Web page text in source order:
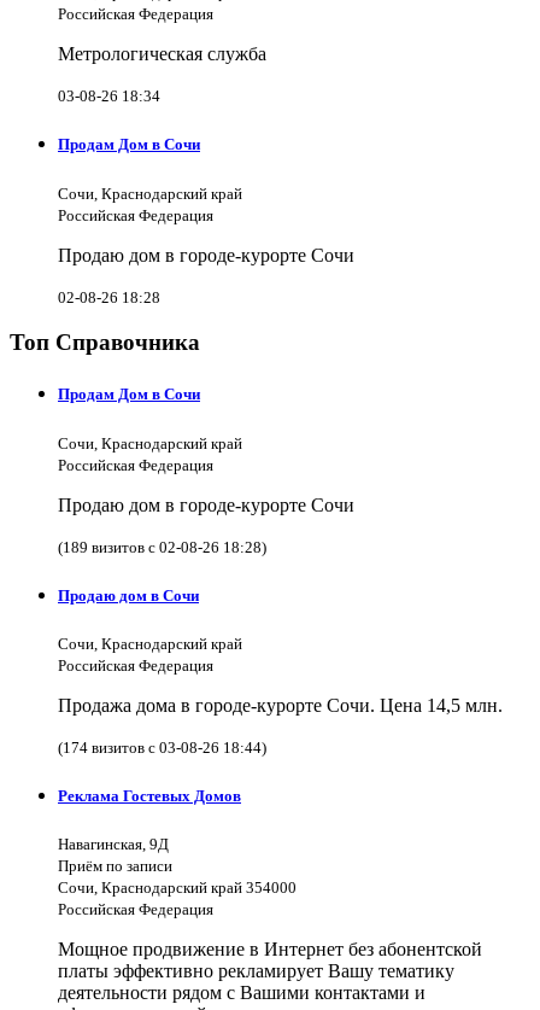
Российская Федерация
Метрологическая служба
03-08-26 18:34
Продам Дом в Сочи
Сочи, Краснодарский край
Российская Федерация
Продаю дом в городе-курорте Сочи
02-08-26 18:28
Топ Справочника
Продам Дом в Сочи
Сочи, Краснодарский край
Российская Федерация
Продаю дом в городе-курорте Сочи
(189 визитов с 02-08-26 18:28)
Продаю дом в Сочи
Сочи, Краснодарский край
Российская Федерация
Продажа дома в городе-курорте Сочи. Цена 14,5 млн.
(174 визитов с 03-08-26 18:44)
Реклама Гостевых Домов
Навагинская, 9Д
Приём по записи
Сочи, Краснодарский край 354000
Российская Федерация
Мощное продвижение в Интернет без абонентской
платы эффективно рекламирует Вашу тематику
деятельности рядом с Вашими контактами и